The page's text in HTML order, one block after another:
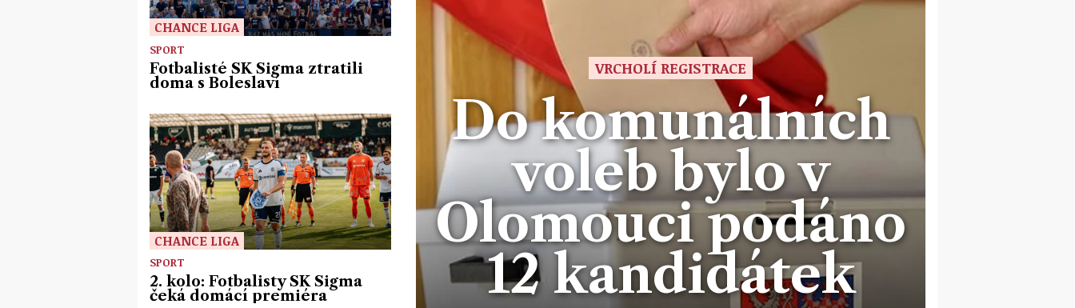
VRCHOLÍ REGISTRACE
Do komunálních
voleb bylo v
Olomouci podáno
12 kandidátek
CHANCE LIGA
SPORT
Fotbalisté SK Sigma ztratili
doma s Boleslaví
CHANCE LIGA
SPORT
2. kolo: Fotbalisty SK Sigma
čeká domácí premiéra